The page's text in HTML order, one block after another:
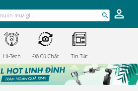
Hi-Tech Đồ Cũ Chất Tin Tức